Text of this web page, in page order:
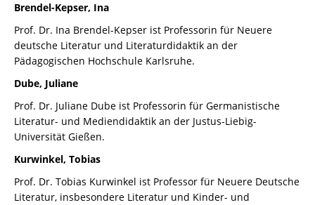
Brendel-Kepser, Ina
Prof. Dr. Ina Brendel-Kepser ist Professorin für Neuere
deutsche Literatur und Literaturdidaktik an der
Pädagogischen Hochschule Karlsruhe.
Dube, Juliane
Prof. Dr. Juliane Dube ist Professorin für Germanistische
Literatur- und Mediendidaktik an der Justus-Liebig-
Universität Gießen.
Kurwinkel, Tobias
Prof. Dr. Tobias Kurwinkel ist Professor für Neuere Deutsche
Literatur, insbesondere Literatur und Kinder- und